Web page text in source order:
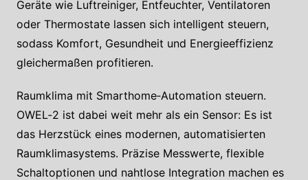
Geräte wie Luftreiniger, Entfeuchter, Ventilatoren
oder Thermostate lassen sich intelligent steuern,
sodass Komfort, Gesundheit und Energieeffizienz
gleichermaßen profitieren.
Raumklima mit Smarthome‑Automation steuern.
OWEL‑2 ist dabei weit mehr als ein Sensor: Es ist
das Herzstück eines modernen, automatisierten
Raumklimasystems. Präzise Messwerte, flexible
Schaltoptionen und nahtlose Integration machen es